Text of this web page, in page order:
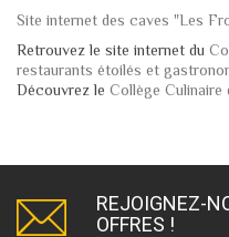
Site internet des caves "Les
Retrouvez le site internet du
restaurants étoilés et
Découvrez le Collège Culinaire
REJOIGNEZ-
OFFRES !